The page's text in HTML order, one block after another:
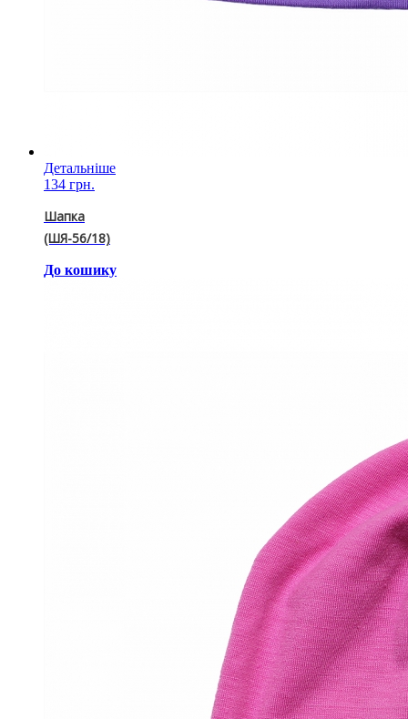
Детальніше
134 грн.
Шапка
(ШЯ-56/18)
До кошику